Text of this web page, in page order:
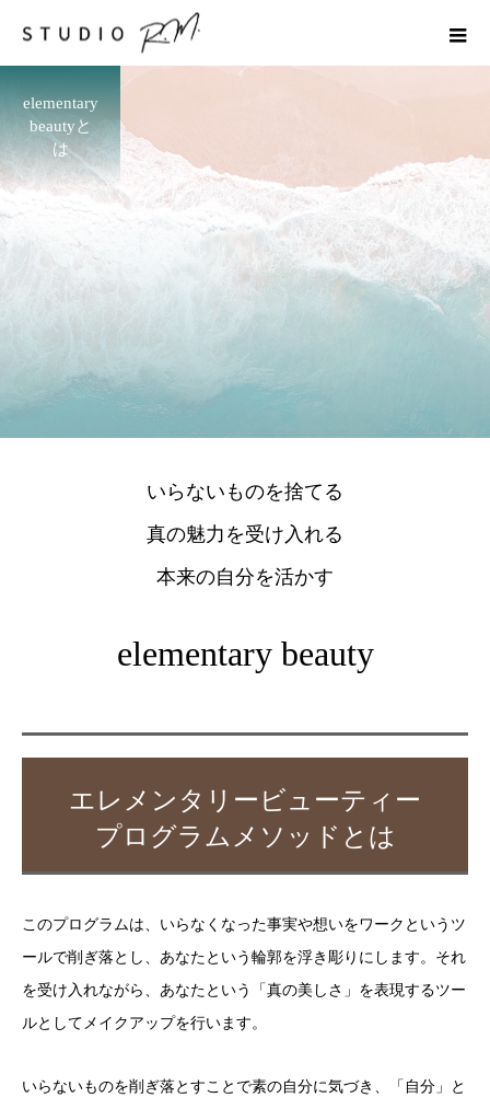
elementary
beautyと
は
いらないものを捨てる
真の魅力を受け入れる
本来の自分を活かす
elementary beauty
エレメンタリービューティー
プログラムメソッドとは
このプログラムは、いらなくなった事実や想いをワークというツ
ールで削ぎ落とし、あなたという輪郭を浮き彫りにします。それ
を受け入れながら、あなたという「真の美しさ」を表現するツー
ルとしてメイクアップを行います。
いらないものを削ぎ落とすことで素の自分に気づき、「自分」と